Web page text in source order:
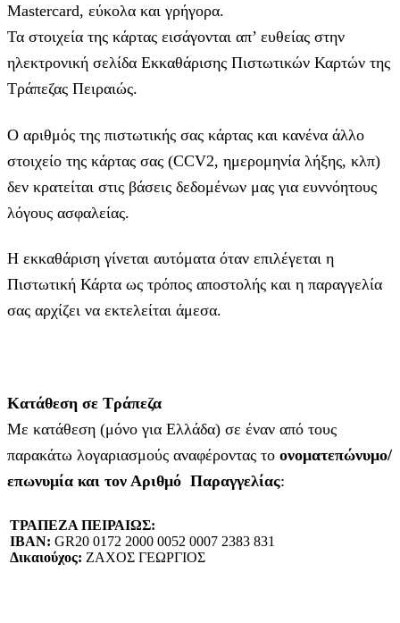
Mastercard, εύκολα και γρήγορα.
Τα στοιχεία της κάρτας εισάγoνται απ’ ευθείας στην
ηλεκτρονική σελίδα Εκκαθάρισης Πιστωτικών Καρτών της
Τράπεζας Πειραιώς.
Ο αριθμός της πιστωτικής σας κάρτας και κανένα άλλο
στοιχείο της κάρτας σας (CCV2, ημερομηνία λήξης, κλπ)
δεν κρατείται στις βάσεις δεδομένων μας για ευννόητους
λόγους ασφαλείας.
Η εκκαθάριση γίνεται αυτόματα όταν επιλέγεται η
Πιστωτική Κάρτα ως τρόπος αποστολής και η παραγγελία
σας αρχίζει να εκτελείται άμεσα.
Κατάθεση σε Τράπεζα
Με κατάθεση (μόνο για Ελλάδα) σε έναν από τους
παρακάτω λογαριασμούς αναφέροντας το ονοματεπώνυμο/
επωνυμία και τον Αριθμό Παραγγελίας:
ΤΡΑΠΕΖΑ ΠΕΙΡΑΙΩΣ:
IBAN: GR20 0172 2000 0052 0007 2383 831
Δικαιούχος: ΖΑΧΟΣ ΓΕΩΡΓΙΟΣ